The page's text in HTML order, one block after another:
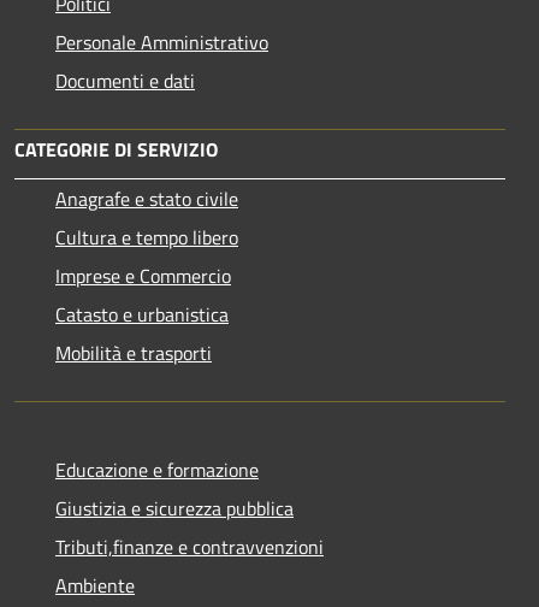
Personale Amministrativo
Documenti e dati
CATEGORIE DI SERVIZIO
Anagrafe e stato civile
Cultura e tempo libero
Imprese e Commercio
Catasto e urbanistica
Mobilità e trasporti
Educazione e formazione
Giustizia e sicurezza pubblica
Tributi,finanze e contravvenzioni
Ambiente